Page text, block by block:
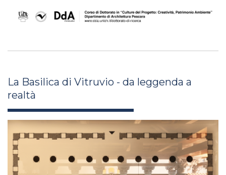
La Basilica di Vitruvio - da leggenda a
realtà
paolo_clini_xli26.jpg